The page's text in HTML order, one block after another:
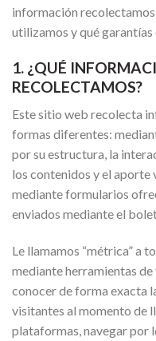
información
utilizamos y qué
1. ¿QUÉ
RECOLECTAMOS?
Este sitio web recolecta
formas diferentes:
por su estructura, la
los contenidos y el
mediante formularios
enviados mediante el
Le llamamos “métrica” a
mediante herramientas
conocer de forma exacta
visitantes al momento de
plataformas, navegar por